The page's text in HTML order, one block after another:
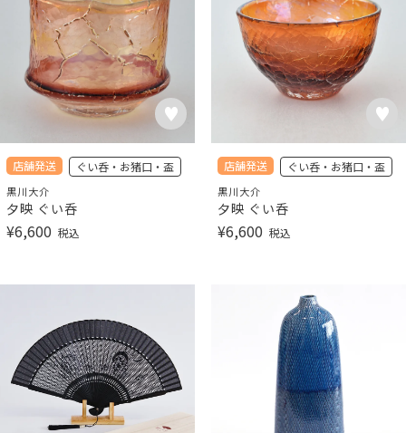
店舗発送 ぐい呑・お猪口・盃
黒川大介
夕映 ぐい呑
¥6,600 税込
店舗発送 ぐい呑・お猪口・盃
黒川大介
夕映 ぐい呑
¥6,600 税込